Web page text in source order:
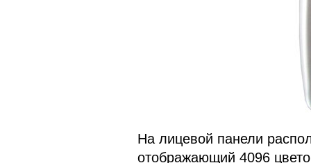
На лицевой панели
отображающий 4096